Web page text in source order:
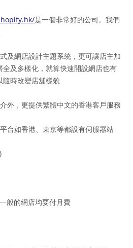
是一個非常好的公司。我們
及網店設計主題系統，更可讓店主加
全及多樣化，就算快速開設網店也有
隨時改變店舖樣貌
外，更提供繁體中文的香港客戶服務
台如香港、東京等都設有伺服器站
般的網店均要付月費